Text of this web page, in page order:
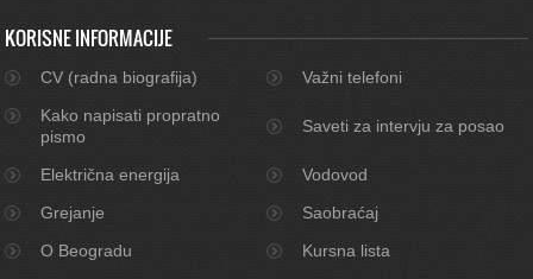
KORISNE INFORMACIJE
CV (radna biografija)
Važni telefoni
Kako napisati propratno
pismo
Saveti za intervju za posao
Električna energija
Vodovod
Grejanje
Saobraćaj
O Beogradu
Kursna lista